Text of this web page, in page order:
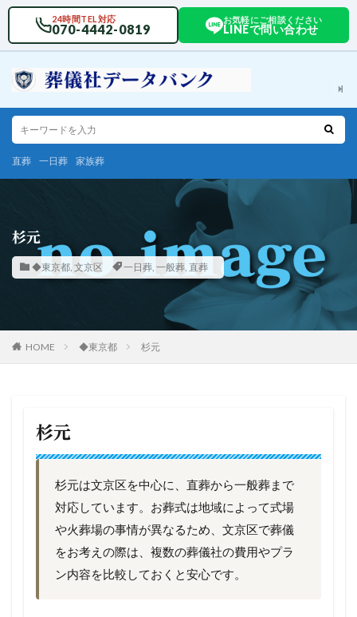
24時間TEL対応
070-4442-0819
お気軽にご相談ください
LINEで問い合わせ
直葬 一日葬 家族葬
杉元
◆東京都, 文京区 一日葬, 一般葬, 直葬
HOME ◆東京都 杉元
杉元
杉元は文京区を中心に、直葬から一般葬まで
対応しています。お葬式は地域によって式場
や火葬場の事情が異なるため、文京区で葬儀
をお考えの際は、複数の葬儀社の費用やプラ
ン内容を比較しておくと安心です。